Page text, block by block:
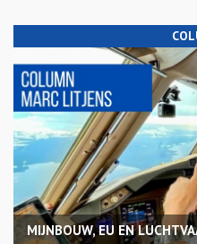
MIJNBOUW, EU EN